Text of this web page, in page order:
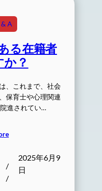
& A
る在籍者
？
、これまで、社会
保育士や心理関連
進されてい…
/
/
2025年6月9
日